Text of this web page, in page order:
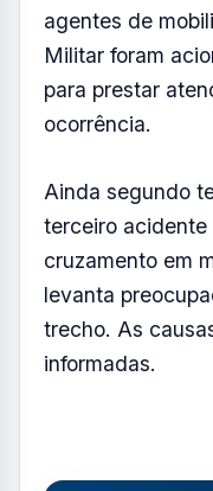
agentes de
Militar foram
para prestar
ocorrência.
Ainda segundo
terceiro
cruzamento em
levanta
trecho. As
informadas.